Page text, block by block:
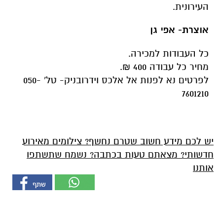
העירונית.
אוצרת- אפי גן
כל העבודות למכירה.
מחיר כל עבודה 400 ₪.
לפרטים נא לפנות אל אלכס וידרובניק- טל' 050-
7601210
יש לכם מידע חשוב שטרם נחשף? צילומים מאירוע
חדשותי? מצאתם טעות בכתבה? נשמח שתשתפו
אותנו